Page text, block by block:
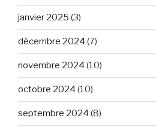
janvier 2025 (3)
décembre 2024 (7)
novembre 2024 (10)
octobre 2024 (10)
septembre 2024 (8)